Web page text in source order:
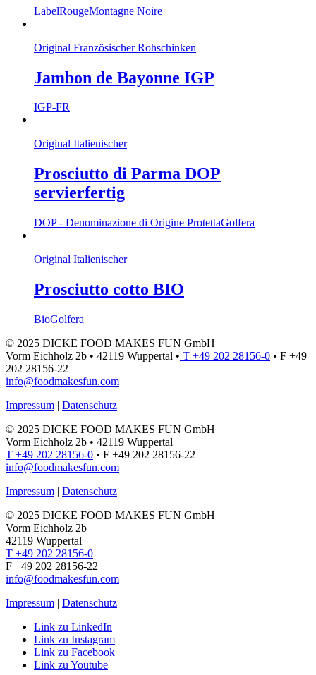
LabelRougeMontagne Noire
Original Französischer Rohschinken
Jambon de Bayonne IGP
IGP-FR
Original Italienischer
Prosciutto di Parma DOP
servierfertig
DOP - Denominazione di Origine ProtettaGolfera
Original Italienischer
Prosciutto cotto BIO
BioGolfera
© 2025 DICKE FOOD MAKES FUN GmbH
Vorm Eichholz 2b • 42119 Wuppertal • T +49 202 28156-0 • F +49
202 28156-22
info@foodmakesfun.com
Impressum | Datenschutz
© 2025 DICKE FOOD MAKES FUN GmbH
Vorm Eichholz 2b • 42119 Wuppertal
T +49 202 28156-0 • F +49 202 28156-22
info@foodmakesfun.com
Impressum | Datenschutz
© 2025 DICKE FOOD MAKES FUN GmbH
Vorm Eichholz 2b
42119 Wuppertal
T +49 202 28156-0
F +49 202 28156-22
info@foodmakesfun.com
Impressum | Datenschutz
Link zu LinkedIn
Link zu Instagram
Link zu Facebook
Link zu Youtube